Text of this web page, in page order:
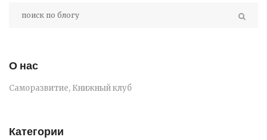
О нас
Саморазвитие, Книжный клуб
Категории